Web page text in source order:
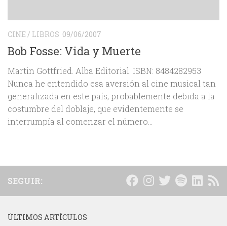
CINE / LIBROS 09/06/2007
Bob Fosse: Vida y Muerte
Martin Gottfried. Alba Editorial. ISBN: 8484282953
Nunca he entendido esa aversión al cine musical tan
generalizada en este país, probablemente debida a la
costumbre del doblaje, que evidentemente se
interrumpía al comenzar el número...
SEGUIR:
ÚLTIMOS ARTÍCULOS